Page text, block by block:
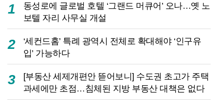
1
동성로에 글로벌 호텔 ‘그랜드 머큐어’ 오나…옛 노
보텔 자리 사무실 개설
2
‘세컨드홈’ 특례 광역시 전체로 확대해야 ‘인구유
입’ 가능하다
3
[부동산 세제개편안 뜯어보니] 수도권 초고가 주택
과세에만 초점…침체된 지방 부동산 대책은 없다